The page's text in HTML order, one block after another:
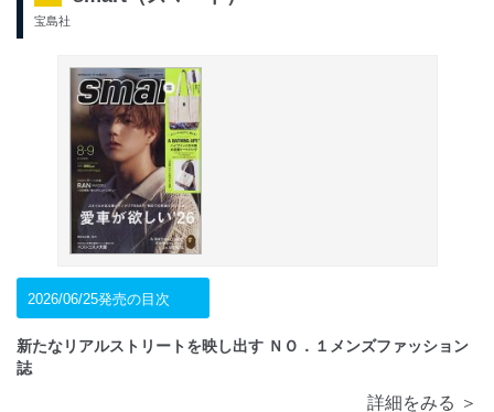
宝島社
2026/06/25発売の目次
新たなリアルストリートを映し出す ＮＯ．１メンズファッション
誌
詳細をみる ＞